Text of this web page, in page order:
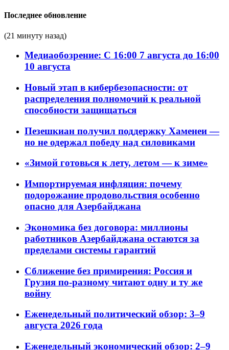
Последнее обновление
(21 минуту назад)
Медиаобозрение: С 16:00 7 августа до 16:00
10 августа
Новый этап в кибербезопасности: от
распределения полномочий к реальной
способности защищаться
Пезешкиан получил поддержку Хаменеи —
но не одержал победу над силовиками
«Зимой готовься к лету, летом — к зиме»
Импортируемая инфляция: почему
подорожание продовольствия особенно
опасно для Азербайджана
Экономика без договора: миллионы
работников Азербайджана остаются за
пределами системы гарантий
Сближение без примирения: Россия и
Грузия по-разному читают одну и ту же
войну
Еженедельный политический обзор: 3–9
августа 2026 года
Еженедельный экономический обзор: 2–9